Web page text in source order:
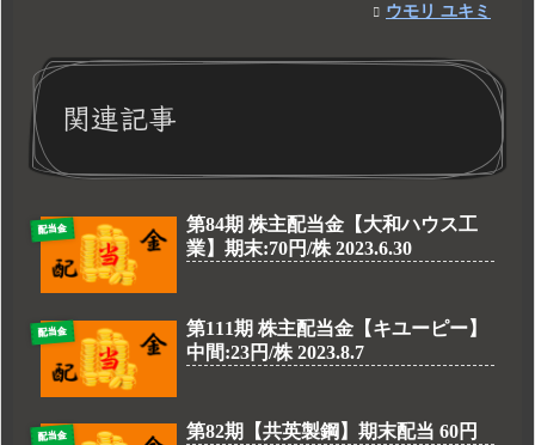
ウモリ ユキミ
関連記事
配当金
第84期 株主配当金【大和ハウス工
業】期末:70円/株 2023.6.30
配当金
第111期 株主配当金【キユーピー】
中間:23円/株 2023.8.7
配当金 第82期【共英製鋼】期末配当 60円